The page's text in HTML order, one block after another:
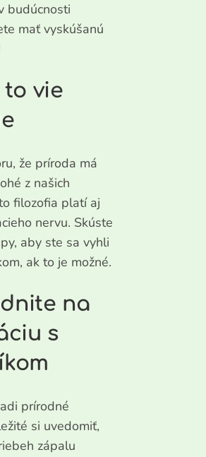
budúcnosti
mať vyskúšanú
vie
že príroda má
z našich
filozofia platí aj
nervu. Skúste
aby ste sa vyhli
ak to je možné.
na
s
prírodné
si uvedomiť,
zápalu